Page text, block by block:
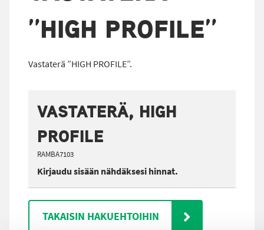
”HIGH PROFILE”
Vastaterä ”HIGH PROFILE”.
VASTATERÄ, HIGH
PROFILE
RAMBA7103
Kirjaudu sisään nähdäksesi hinnat.
TAKAISIN HAKUEHTOIHIN